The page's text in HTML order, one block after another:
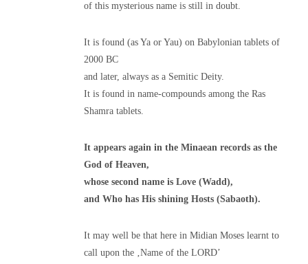
of this mysterious name is still in doubt.
It is found (as Ya or Yau) on Babylonian tablets of
2000 BC
and later, always as a Semitic Deity.
It is found in name-compounds among the Ras
Shamra tablets.
It appears again in the Minaean records as the
God of Heaven,
whose second name is Love (Wadd),
and Who has His shining Hosts (Sabaoth).
It may well be that here in Midian Moses learnt to
call upon the ‚Name of the LORD’